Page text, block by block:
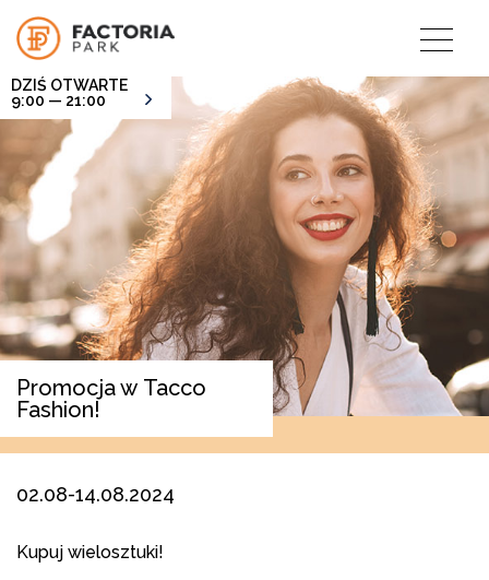
DZIŚ OTWARTE
9:00 — 21:00
Promocja w Tacco
Fashion!
02.08-14.08.2024
Kupuj wielosztuki!